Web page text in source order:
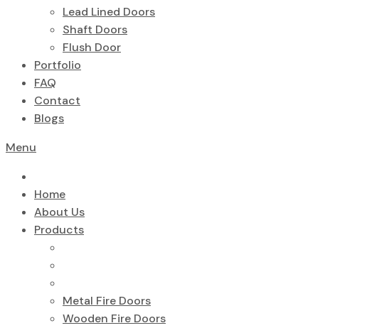
Lead Lined Doors
Shaft Doors
Flush Door
Portfolio
FAQ
Contact
Blogs
Menu
Home
About Us
Products
Metal Fire Doors
Wooden Fire Doors